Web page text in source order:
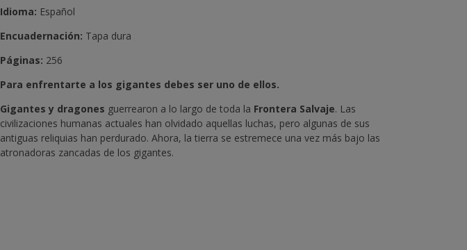
Idioma: Español
Encuadernación: Tapa dura
Páginas: 256
Para enfrentarte a los gigantes debes ser uno de ellos.
Gigantes y dragones guerrearon a lo largo de toda la Frontera Salvaje. Las
civilizaciones humanas actuales han olvidado aquellas luchas, pero algunas de sus
antiguas reliquias han perdurado. Ahora, la tierra se estremece una vez más bajo las
atronadoras zancadas de los gigantes.